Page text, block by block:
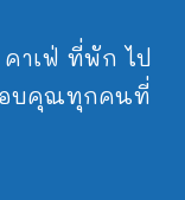
าเฟ่ ที่พัก ไป
อบคุณทุกคนที่